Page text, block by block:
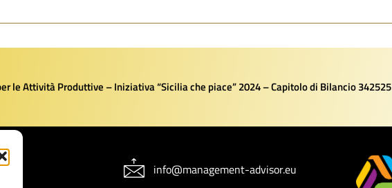
le Attività Produttive – Iniziativa “Sicilia che piace” 2024 – Capitolo di Bilancio 342525
info@management-advisor.eu